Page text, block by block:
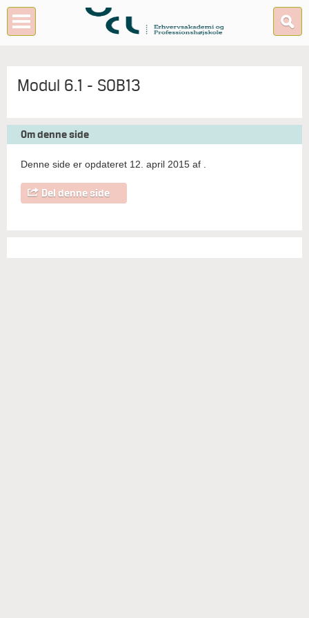
Modul 6.1 - SOB13
Om denne side
Denne side er opdateret 12. april 2015 af
Del denne side